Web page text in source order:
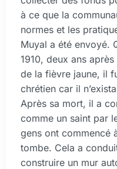
à ce que la
normes et les
Muyal a été envoyé.
1910, deux ans
de la fièvre jaune, il
chrétien car il
Après sa mort, il a
comme un saint par
gens ont commencé
tombe. Cela a
construire un mur